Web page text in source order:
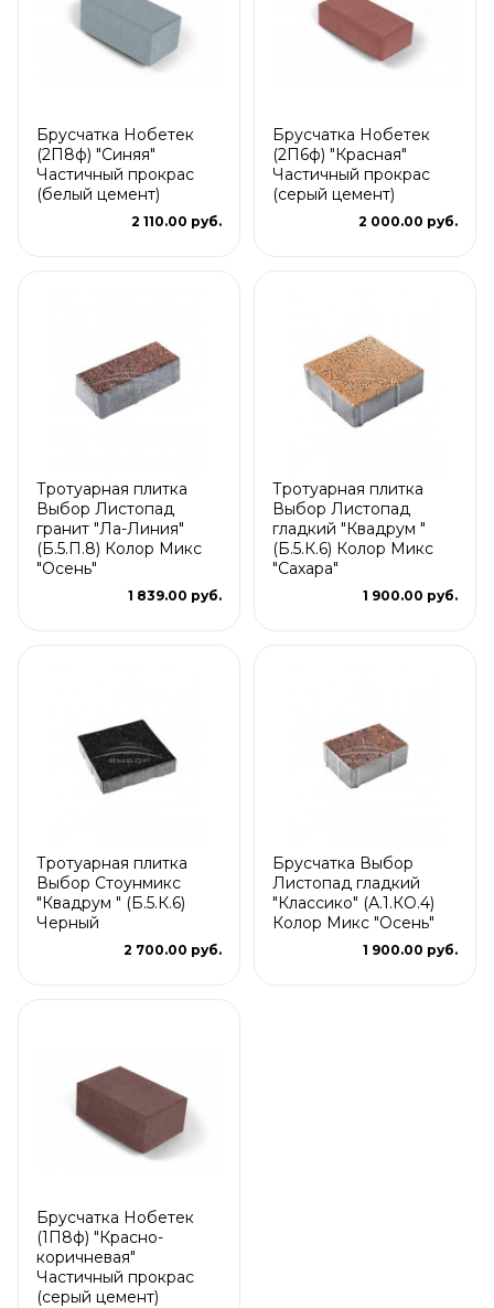
Брусчатка Нобетек
(2П8ф) "Синяя"
Частичный прокрас
(белый цемент)
2 110.00 руб.
Брусчатка Нобетек
(2П6ф) "Красная"
Частичный прокрас
(серый цемент)
2 000.00 руб.
Тротуарная плитка
Выбор Листопад
гранит "Ла-Линия"
(Б.5.П.8) Колор Микс
"Осень"
1 839.00 руб.
Тротуарная плитка
Выбор Листопад
гладкий "Квадрум "
(Б.5.К.6) Колор Микс
"Сахара"
1 900.00 руб.
Тротуарная плитка
Выбор Стоунмикс
"Квадрум " (Б.5.К.6)
Черный
2 700.00 руб.
Брусчатка Выбор
Листопад гладкий
"Классико" (А.1.КО.4)
Колор Микс "Осень"
1 900.00 руб.
Брусчатка Нобетек
(1П8ф) "Красно-
коричневая"
Частичный прокрас
(серый цемент)